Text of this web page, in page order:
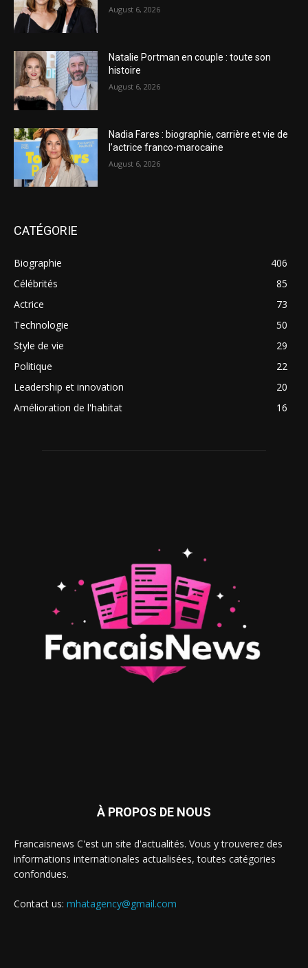
August 6, 2026
Natalie Portman en couple : toute son
histoire
August 6, 2026
Nadia Fares : biographie, carrière et vie de
l’actrice franco-marocaine
August 6, 2026
CATÉGORIE
Biographie
406
Célébrités
85
Actrice
73
Technologie
50
Style de vie
29
Politique
22
Leadership et innovation
20
Amélioration de l'habitat
16
À PROPOS DE NOUS
Francaisnews C'est un site d'actualités. Vous y trouverez des
informations internationales actualisées, toutes catégories
confondues.
Contact us: mhatagency@gmail.com